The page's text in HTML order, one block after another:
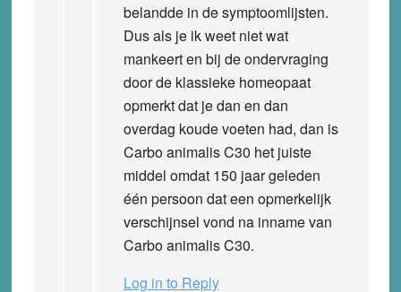
belandde in de symptoomlijsten.
Dus als je ik weet niet wat
mankeert en bij de ondervraging
door de klassieke homeopaat
opmerkt dat je dan en dan
overdag koude voeten had, dan is
Carbo animalis C30 het juiste
middel omdat 150 jaar geleden
één persoon dat een opmerkelijk
verschijnsel vond na inname van
Carbo animalis C30.
Log in to Reply